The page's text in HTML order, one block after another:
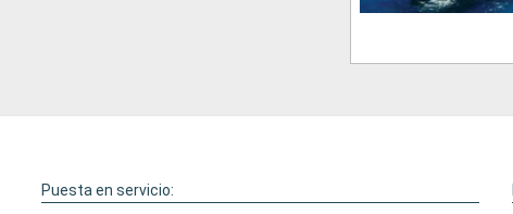
Puesta en servicio: